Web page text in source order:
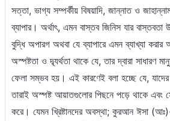
সত্তা, ভাগ্য সম্পর্কীয় বিষয়াদি, জান্নাত ও
ব্যাপার। অর্থাৎ, এমন বাস্তব জিনিস যার বাস্তবতা
বুদ্ধি অপারগ অথবা যে ব্যাপারে এমন ব্যাখ্যা
অস্পষ্টতা ও দ্ব্যর্থতা থাকে যে, তার দ্বারা সাধারণ
ফেলা সম্ভব হয়। এই কারণেই বলা হচ্ছে যে,
তারাই অস্পষ্ট আয়াতগুলোর পিছনে পড়ে থাকে এবং
করে। যেমন খ্রিষ্টানদের অবস্থা; কুরআন ঈসা